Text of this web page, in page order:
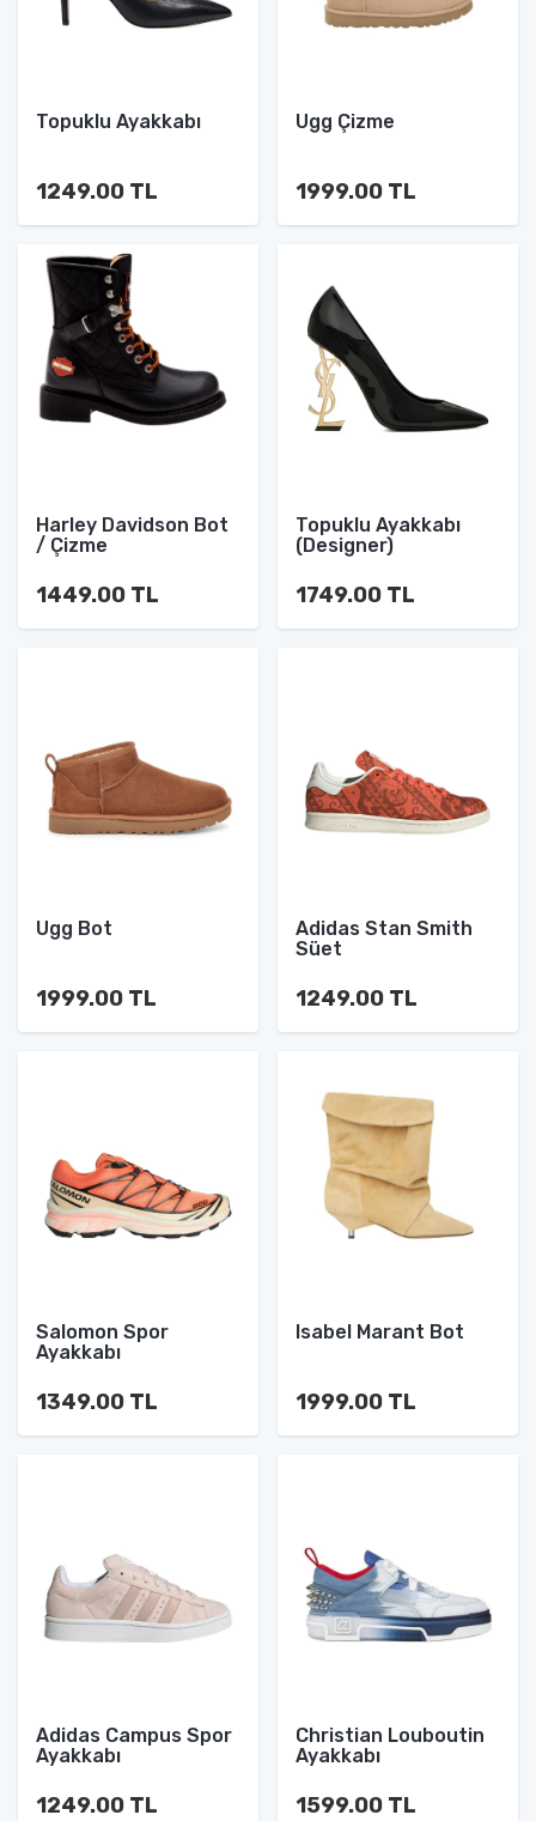
Topuklu Ayakkabı
1249.00 TL
Ugg Çizme
1999.00 TL
Harley Davidson Bot
/ Çizme
1449.00 TL
Topuklu Ayakkabı
(Designer)
1749.00 TL
Ugg Bot
1999.00 TL
Adidas Stan Smith
Süet
1249.00 TL
Salomon Spor
Ayakkabı
1349.00 TL
Isabel Marant Bot
1999.00 TL
Adidas Campus Spor
Ayakkabı
1249.00 TL
Christian Louboutin
Ayakkabı
1599.00 TL